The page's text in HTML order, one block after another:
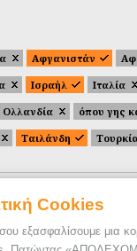
Cookies
εξασφαλίσουμε μια
Αφγανιστάν
Ισραήλ Ιταλία
Ολλανδία όπου γης
Ταιλάνδη